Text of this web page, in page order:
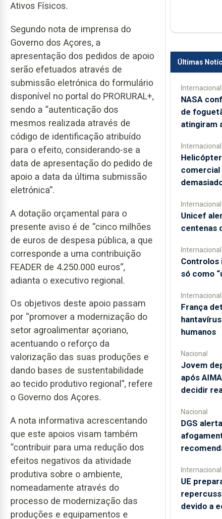
Ativos Físicos.
Segundo nota de imprensa do
Governo dos Açores, a
apresentação dos pedidos de apoio
serão efetuados através de
submissão eletrónica do formulário
disponível no portal do PRORURAL+,
sendo a “autenticação dos
mesmos realizada através de
código de identificação atribuído
para o efeito, considerando-se a
data de apresentação do pedido de
apoio a data da última submissão
eletrónica”.
A dotação orçamental para o
presente aviso é de “cinco milhões
de euros de despesa pública, a que
corresponde a uma contribuição
FEADER de 4.250.000 euros”,
adianta o executivo regional.
Os objetivos deste apoio passam
por “promover a modernização do
setor agroalimentar açoriano,
acentuando o reforço da
valorização das suas produções e
dando bases de sustentabilidade
ao tecido produtivo regional”, refere
o Governo dos Açores.
A nota informativa acrescentando
que este apoios visam também
“contribuir para uma redução dos
efeitos negativos da atividade
produtiva sobre o ambiente,
nomeadamente através do
processo de modernização das
produções e equipamentos e
Últimas
Internacional
NASA
de
atingiram
Internacional
comercial
Internacional
Unicef
centenas
Internacional
Controlos
só como
Internacional
França
humanos
Nacional
Jovem
após
decidir
Nacional
DGS
Internacional
UE
devido a